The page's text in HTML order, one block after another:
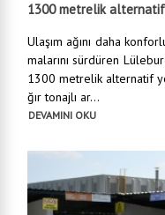
1300 metrelik alternatif
Ulaşım ağını daha
malarını sürdüren
1300 metrelik alternatif
ğır tonajlı ar...
DEVAMINI OKU